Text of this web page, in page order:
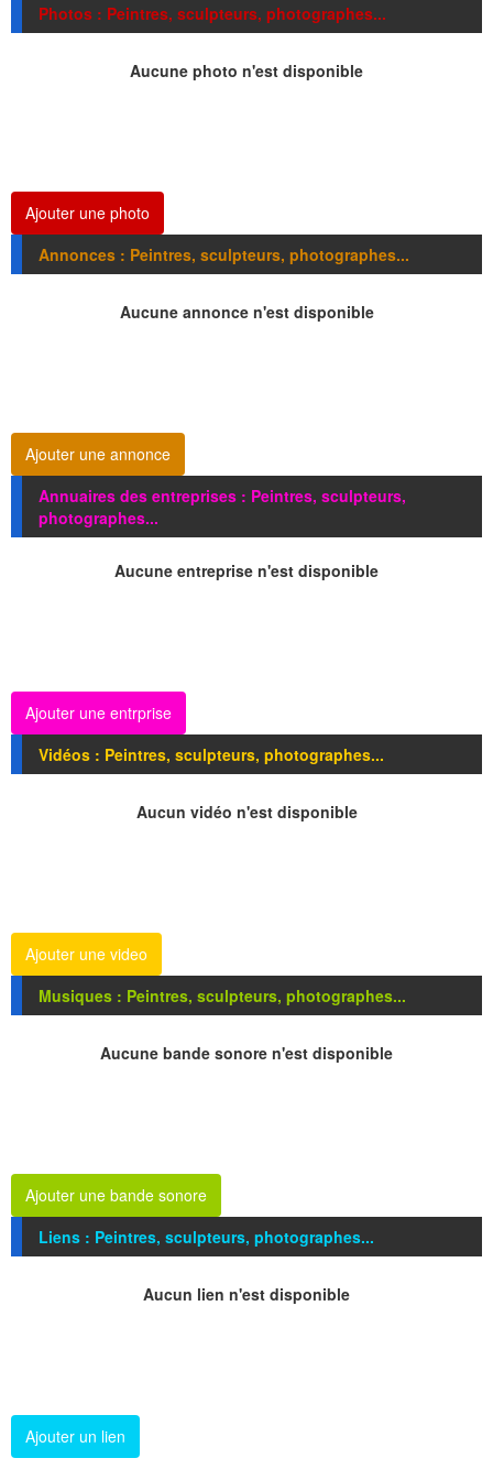
Photos : Peintres, sculpteurs, photographes...
Aucune photo n'est disponible
Ajouter une photo
Annonces : Peintres, sculpteurs, photographes...
Aucune annonce n'est disponible
Ajouter une annonce
Annuaires des entreprises : Peintres, sculpteurs,
photographes...
Aucune entreprise n'est disponible
Ajouter une entrprise
Vidéos : Peintres, sculpteurs, photographes...
Aucun vidéo n'est disponible
Ajouter une video
Musiques : Peintres, sculpteurs, photographes...
Aucune bande sonore n'est disponible
Ajouter une bande sonore
Liens : Peintres, sculpteurs, photographes...
Aucun lien n'est disponible
Ajouter un lien